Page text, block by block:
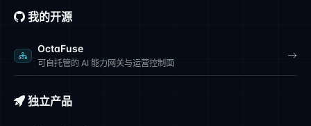
我的开源
OctaFuse
可自托管的 AI 能力网关与运营控制面
独立产品